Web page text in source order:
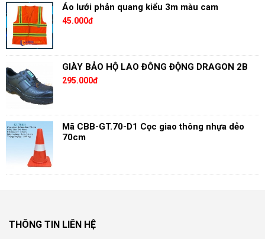
Áo lưới phản quang kiểu 3m màu cam
45.000đ
GIÀY BẢO HỘ LAO ĐÔNG ĐỘNG DRAGON 2B
295.000đ
Mã CBB-GT.70-D1 Cọc giao thông nhựa dẻo
70cm
THÔNG TIN LIÊN HỆ